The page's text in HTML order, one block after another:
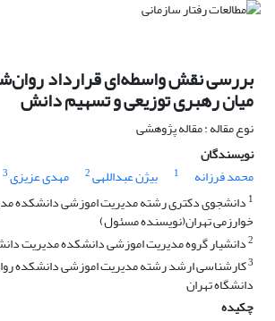
بررسی نقش واسطه‌ای قرارداد
میان رهبری توزیعی و تسهیم دانش
نوع مقاله : مقاله پژوهشی
نویسندگان
محمد فرزانه
1 بیژن عبداللهی2 مهدی عزیزی3
1 دانشجوی دکتری رشته مدیریت اموزشی دانشکده
خوارزمی تهران(نویسنده مسئول)
2دانشیار گروه مدیریت اموزشی دانشکده مدیریت
3کارشناسی ارشد رشته مدیریت اموزشی دانشکده
دانشگاه تهران
چکیده